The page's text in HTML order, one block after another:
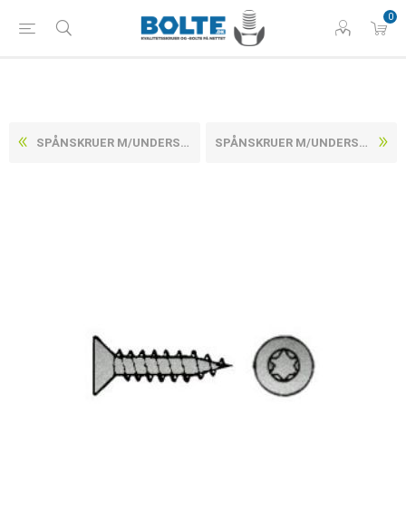
0
SPÅNSKRUER M/UNDERSÆNKET TORX HOVED, FULDGEVIND ELFORZINKET STÅL CE/EN 14592 6X60 -T30 (200 STK) SPÅNSKRUER M/UNDERSÆNKET TORX HOVED, FULDGEVIND ELFORZINKET STÅL CE/EN 14592 3,5X16 -T15 (1000 STK)